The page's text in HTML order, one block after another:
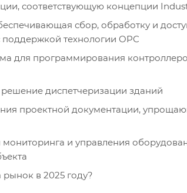
соответствующую концепции
сбор, обработку и
технологии OPC
для программирования
диспетчеризации зданий
проектной документации,
и управления
в 2025 году?